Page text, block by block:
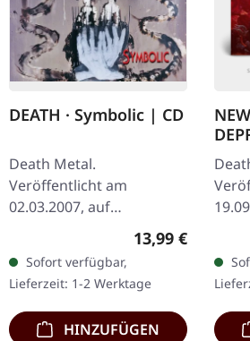
DEATH · Symbolic | CD
Death Metal.
Veröffentlicht am
02.03.2007, auf
Roadrunner Records.
Jewelcase CD mit klarem
Tray, 8-seitigem Booklet.
Das bahnbrechende
Album…
Regulärer Preis:
13,99 €
Sofort verfügbar,
Lieferzeit: 1-2 Werktage
HINZUFÜGEN
LP
mit